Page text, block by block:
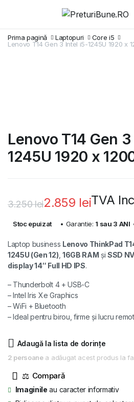
Prima pagină Laptopuri
Core i5
Lenovo T14 Gen 3 Intel i5-1245U 1920 x
Lenovo T14 Gen
1245U 1920 x
3.250lei
a
fost:
3.250 lei.
2.859 lei
este:
2.859 lei.
TVA
Stoc epuizat • Garantie: 1 sau 3 ANI
Laptop business Lenovo ThinkPad
1245U (Gen 12) 16GB RAM șiSSD
display 14″ Full HD IPS.
– Thunderbolt 4 + USB-C
– Intel Iris Xe Graphics
– WiFi + Bluetooth
– Ideal pentru birou, firme și lucru
Adaugă la lista de dorințe
2 persoanea adăugat acest produs la
⚖
Imaginile au caracter informativ